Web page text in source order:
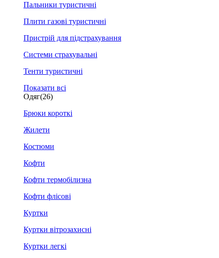
Пальники туристичні
Плити газові туристичні
Пристрій для підстрахування
Системи страхувальні
Тенти туристичні
Показати всі
Одяг(26)
Брюки короткі
Жилети
Костюми
Кофти
Кофти термобілизна
Кофти флісові
Куртки
Куртки вітрозахисні
Куртки легкі